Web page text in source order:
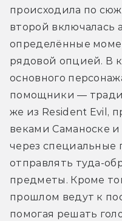
происходила по
второй включалась
определённые
рядовой опцией. В
основного
помощники —
же из Resident Evil,
веками Саманоске
через специальные
отправлять туда-
предметы. Кроме
прошлом ведут к
помогая решать